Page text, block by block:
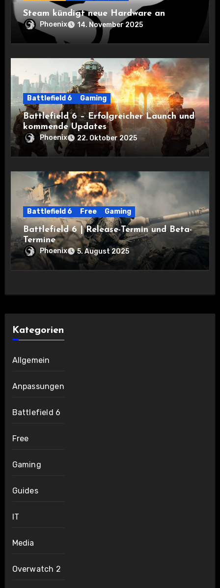
Steam kündigt neue Hardware an
Phoenix 14. November 2025
Battlefield 6 Gaming
Battlefield 6 – Erfolgreicher Launch und
kommende Updates
Phoenix 22. Oktober 2025
Battlefield 6 Free Gaming
Battlefield 6 | Release-Termin und Beta-
Termine
Phoenix 5. August 2025
Kategorien
Allgemein
Anpassungen
Battlefield 6
Free
Gaming
Guides
IT
Media
Overwatch 2